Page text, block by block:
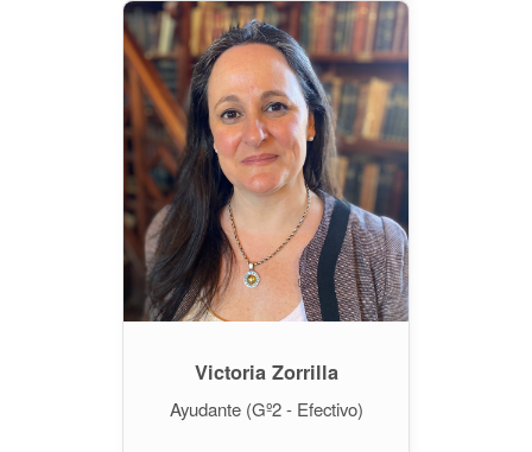
Victoria Zorrilla
Ayudante (Gº2 - Efectivo)